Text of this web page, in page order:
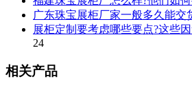
广东珠宝展柜厂家一般多久能交
展柜定制要考虑哪些要点?这些
24
相关产品